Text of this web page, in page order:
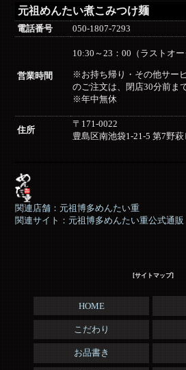
元祖めんたい煮こみつけ麺
電話番号 050-1807-7293
営業時間
10:30～23：00（ラストオー
※お持ち帰り・その他サービ
のご注文は、閉店30分前ま
※年中無休
住所
〒171-0022
豊島区南池袋1-21-5 第7野
関連店舗：元祖博多めんたい重
関連サイト：元祖博多めんたい重公式通販
[サイトマップ]
HOME
こだわり
お品書き